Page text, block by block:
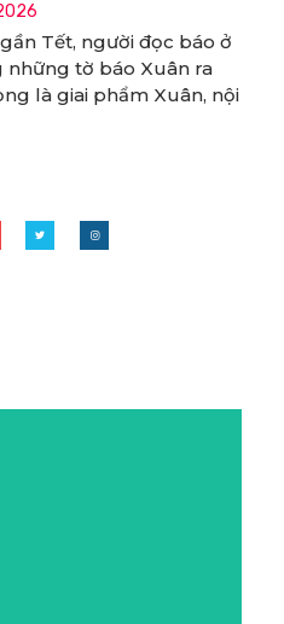
Tết, người đọc báo ở
những tờ báo Xuân ra
là giai phẩm Xuân, nội